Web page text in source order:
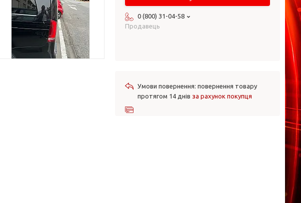
0 (800) 31-04-58
Продавець
повернення товару
протягом 14 днів за рахунок покупця